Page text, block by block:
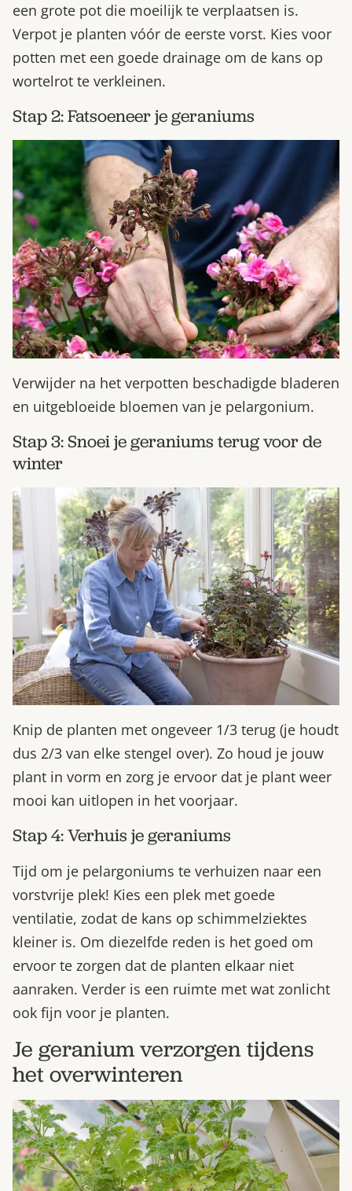
een grote pot die moeilijk te verplaatsen is.
Verpot je planten vóór de eerste vorst. Kies voor
potten met een goede drainage om de kans op
wortelrot te verkleinen.
Stap 2: Fatsoeneer je geraniums
Verwijder na het verpotten beschadigde bladeren
en uitgebloeide bloemen van je pelargonium.
Stap 3: Snoei je geraniums terug voor de
winter
Knip de planten met ongeveer 1/3 terug (je houdt
dus 2/3 van elke stengel over). Zo houd je jouw
plant in vorm en zorg je ervoor dat je plant weer
mooi kan uitlopen in het voorjaar.
Stap 4: Verhuis je geraniums
Tijd om je pelargoniums te verhuizen naar een
vorstvrije plek! Kies een plek met goede
ventilatie, zodat de kans op schimmelziektes
kleiner is. Om diezelfde reden is het goed om
ervoor te zorgen dat de planten elkaar niet
aanraken. Verder is een ruimte met wat zonlicht
ook fijn voor je planten.
Je geranium verzorgen tijdens
het overwinteren